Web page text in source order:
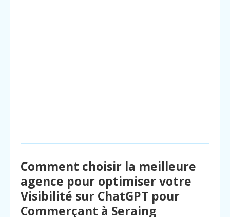
Comment choisir la meilleure
agence pour optimiser votre
Visibilité sur ChatGPT pour
Commerçant à Seraing